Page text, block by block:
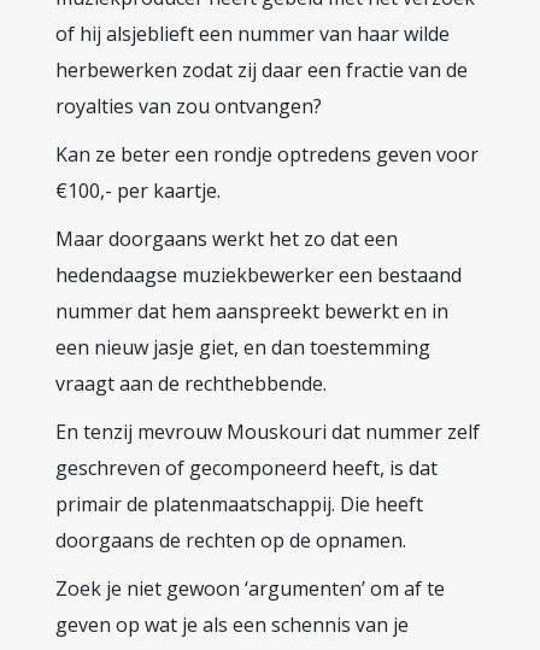
of hij alsjeblieft een nummer van haar wilde
herbewerken zodat zij daar een fractie van de
royalties van zou ontvangen?
Kan ze beter een rondje optredens geven voor
€100,- per kaartje.
Maar doorgaans werkt het zo dat een
hedendaagse muziekbewerker een bestaand
nummer dat hem aanspreekt bewerkt en in
een nieuw jasje giet, en dan toestemming
vraagt aan de rechthebbende.
En tenzij mevrouw Mouskouri dat nummer zelf
geschreven of gecomponeerd heeft, is dat
primair de platenmaatschappij. Die heeft
doorgaans de rechten op de opnamen.
Zoek je niet gewoon ‘argumenten’ om af te
geven op wat je als een schennis van je